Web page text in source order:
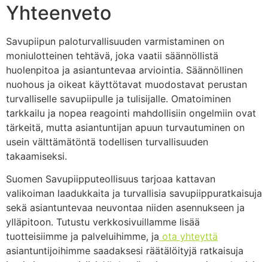
Yhteenveto
Savupiipun paloturvallisuuden varmistaminen on
moniulotteinen tehtävä, joka vaatii säännöllistä
huolenpitoa ja asiantuntevaa arviointia. Säännöllinen
nuohous ja oikeat käyttötavat muodostavat perustan
turvalliselle savupiipulle ja tulisijalle. Omatoiminen
tarkkailu ja nopea reagointi mahdollisiin ongelmiin ovat
tärkeitä, mutta asiantuntijan apuun turvautuminen on
usein välttämätöntä todellisen turvallisuuden
takaamiseksi.
Suomen Savupiipputeollisuus tarjoaa kattavan
valikoiman laadukkaita ja turvallisia savupiippuratkaisuja
sekä asiantuntevaa neuvontaa niiden asennukseen ja
ylläpitoon. Tutustu verkkosivuillamme lisää
tuotteisiimme ja palveluihimme, ja ota yhteyttä
asiantuntijoihimme saadaksesi räätälöityjä ratkaisuja